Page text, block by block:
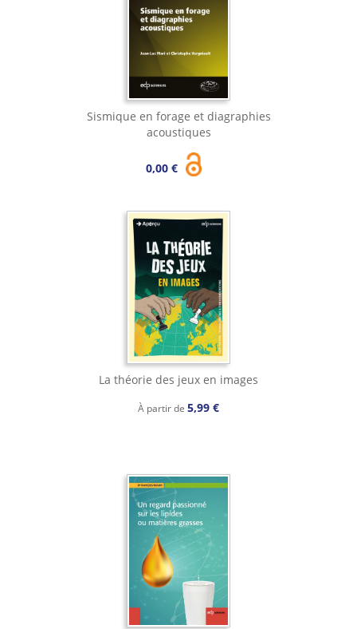
Sismique en forage et diagraphies
acoustiques
0,00 €
La théorie des jeux en images
À partir de 5,99 €